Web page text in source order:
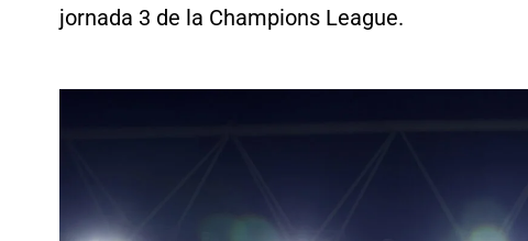
jornada 3 de la Champions League.